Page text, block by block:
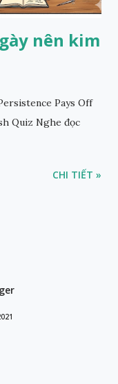
nên kim
Pays Off
Quiz Nghe đọc
CHI TIẾT »